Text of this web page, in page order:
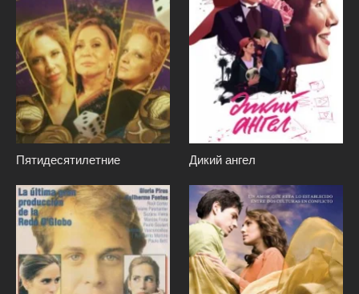
Пятидесятилетние Дикий ангел